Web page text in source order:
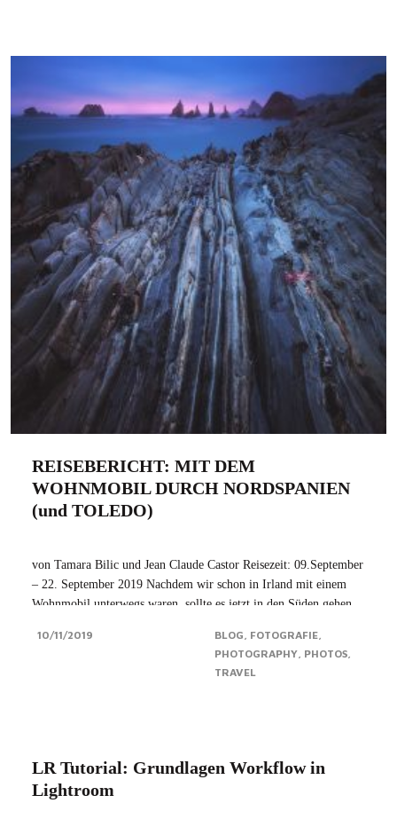
REISEBERICHT: MIT DEM
WOHNMOBIL DURCH NORDSPANIEN
(und TOLEDO)
von Tamara Bilic und Jean Claude Castor Reisezeit: 09.September
– 22. September 2019 Nachdem wir schon in Irland mit einem
Wohnmobil unterwegs waren, sollte es jetzt in den Süden gehen,
Asturien. Unser Ziel: der...Click for more
10/11/2019 BLOG FOTOGRAFIE
PHOTOGRAPHY PHOTOS
TRAVEL
LR Tutorial: Grundlagen Workflow in
Lightroom